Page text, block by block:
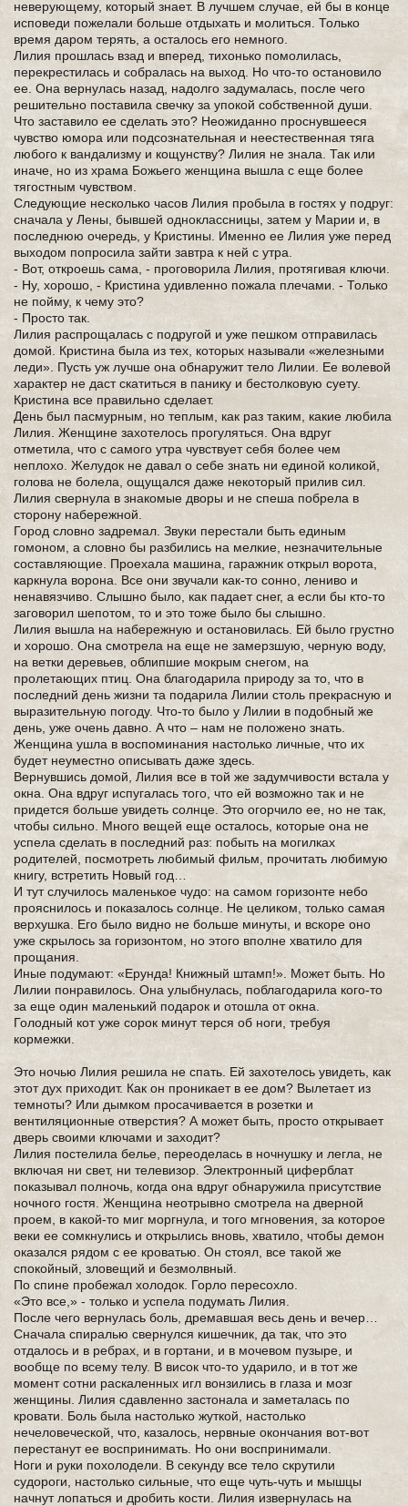
неверующему, который знает. В лучшем случае, ей бы в конце
исповеди пожелали больше отдыхать и молиться. Только
время даром терять, а осталось его немного.
Лилия прошлась взад и вперед, тихонько помолилась,
перекрестилась и собралась на выход. Но что-то остановило
ее. Она вернулась назад, надолго задумалась, после чего
решительно поставила свечку за упокой собственной души.
Что заставило ее сделать это? Неожиданно проснувшееся
чувство юмора или подсознательная и неестественная тяга
любого к вандализму и кощунству? Лилия не знала. Так или
иначе, но из храма Божьего женщина вышла с еще более
тягостным чувством.
Следующие несколько часов Лилия пробыла в гостях у подруг:
сначала у Лены, бывшей одноклассницы, затем у Марии и, в
последнюю очередь, у Кристины. Именно ее Лилия уже перед
выходом попросила зайти завтра к ней с утра.
- Вот, откроешь сама, - проговорила Лилия, протягивая ключи.
- Ну, хорошо, - Кристина удивленно пожала плечами. - Только
не пойму, к чему это?
- Просто так.
Лилия распрощалась с подругой и уже пешком отправилась
домой. Кристина была из тех, которых называли «железными
леди». Пусть уж лучше она обнаружит тело Лилии. Ее волевой
характер не даст скатиться в панику и бестолковую суету.
Кристина все правильно сделает.
День был пасмурным, но теплым, как раз таким, какие любила
Лилия. Женщине захотелось прогуляться. Она вдруг
отметила, что с самого утра чувствует себя более чем
неплохо. Желудок не давал о себе знать ни единой коликой,
голова не болела, ощущался даже некоторый прилив сил.
Лилия свернула в знакомые дворы и не спеша побрела в
сторону набережной.
Город словно задремал. Звуки перестали быть единым
гомоном, а словно бы разбились на мелкие, незначительные
составляющие. Проехала машина, гаражник открыл ворота,
каркнула ворона. Все они звучали как-то сонно, лениво и
ненавязчиво. Слышно было, как падает снег, а если бы кто-то
заговорил шепотом, то и это тоже было бы слышно.
Лилия вышла на набережную и остановилась. Ей было грустно
и хорошо. Она смотрела на еще не замерзшую, черную воду,
на ветки деревьев, облипшие мокрым снегом, на
пролетающих птиц. Она благодарила природу за то, что в
последний день жизни та подарила Лилии столь прекрасную и
выразительную погоду. Что-то было у Лилии в подобный же
день, уже очень давно. А что – нам не положено знать.
Женщина ушла в воспоминания настолько личные, что их
будет неуместно описывать даже здесь.
Вернувшись домой, Лилия все в той же задумчивости встала у
окна. Она вдруг испугалась того, что ей возможно так и не
придется больше увидеть солнце. Это огорчило ее, но не так,
чтобы сильно. Много вещей еще осталось, которые она не
успела сделать в последний раз: побыть на могилках
родителей, посмотреть любимый фильм, прочитать любимую
книгу, встретить Новый год…
И тут случилось маленькое чудо: на самом горизонте небо
прояснилось и показалось солнце. Не целиком, только самая
верхушка. Его было видно не больше минуты, и вскоре оно
уже скрылось за горизонтом, но этого вполне хватило для
прощания.
Иные подумают: «Ерунда! Книжный штамп!». Может быть. Но
Лилии понравилось. Она улыбнулась, поблагодарила кого-то
за еще один маленький подарок и отошла от окна.
Голодный кот уже сорок минут терся об ноги, требуя
кормежки.
Это ночью Лилия решила не спать. Ей захотелось увидеть, как
этот дух приходит. Как он проникает в ее дом? Вылетает из
темноты? Или дымком просачивается в розетки и
вентиляционные отверстия? А может быть, просто открывает
дверь своими ключами и заходит?
Лилия постелила белье, переоделась в ночнушку и легла, не
включая ни свет, ни телевизор. Электронный циферблат
показывал полночь, когда она вдруг обнаружила присутствие
ночного гостя. Женщина неотрывно смотрела на дверной
проем, в какой-то миг моргнула, и того мгновения, за которое
веки ее сомкнулись и открылись вновь, хватило, чтобы демон
оказался рядом с ее кроватью. Он стоял, все такой же
спокойный, зловещий и безмолвный.
По спине пробежал холодок. Горло пересохло.
«Это все,» - только и успела подумать Лилия.
После чего вернулась боль, дремавшая весь день и вечер…
Сначала спиралью свернулся кишечник, да так, что это
отдалось и в ребрах, и в гортани, и в мочевом пузыре, и
вообще по всему телу. В висок что-то ударило, и в тот же
момент сотни раскаленных игл вонзились в глаза и мозг
женщины. Лилия сдавленно застонала и заметалась по
кровати. Боль была настолько жуткой, настолько
нечеловеческой, что, казалось, нервные окончания вот-вот
перестанут ее воспринимать. Но они воспринимали.
Ноги и руки похолодели. В секунду все тело скрутили
судороги, настолько сильные, что еще чуть-чуть и мышцы
начнут лопаться и дробить кости. Лилия извернулась на